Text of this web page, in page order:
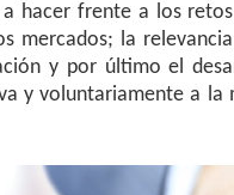
hacer frente a los
mercados; la
y por último el
y voluntariamente a